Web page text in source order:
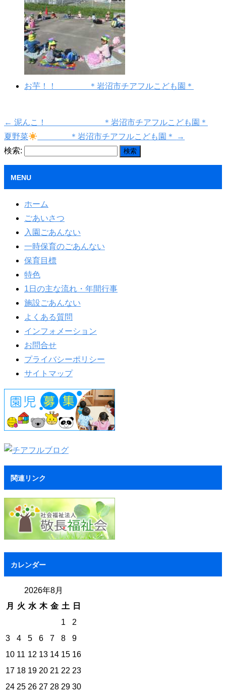
お芋！！ ＊岩沼市チアフルこども園＊
← 泥んこ！ ＊岩沼市チアフルこども園＊
夏野菜
＊岩沼市チアフルこども園＊
→
検索:
MENU
ホーム
ごあいさつ
入園ごあんない
一時保育のごあんない
保育目標
特色
1日の主な流れ・年間行事
施設ごあんない
よくある質問
インフォメーション
お問合せ
プライバシーポリシー
サイトマップ
関連リンク
カレンダー
2026年8月
月
火 水 木 金 土 日
1
2
3
4 5 6 7 8
9
10 11 12 13 14 15 16
17 18 19 20 21 22 23
24 25 26 27 28 29 30